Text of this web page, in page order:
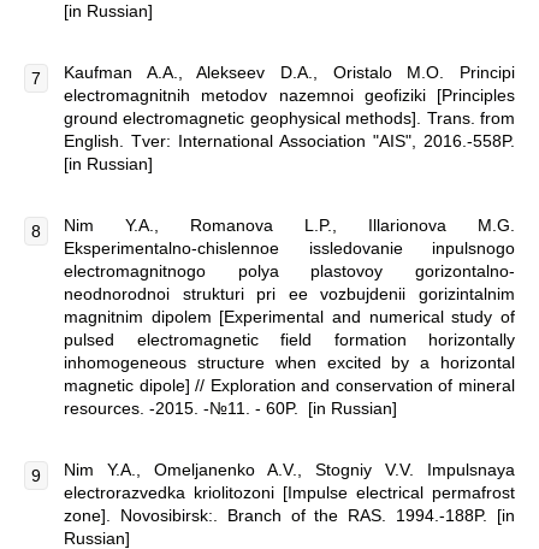
[in Russian]
Kaufman A.A., Alekseev D.A., Oristalo M.O. Principi
electromagnitnih metodov nazemnoi geofiziki [Principles
ground electromagnetic geophysical methods]. Trans. from
English. Tver: International Association "AIS", 2016.-558P.
[in Russian]
Nim Y.A., Romanova L.P., Illarionova M.G.
Eksperimentalno-chislennoe issledovanie inpulsnogo
electromagnitnogo polya plastovoy gorizontalno-
neodnorodnoi strukturi pri ee vozbujdenii gorizintalnim
magnitnim dipolem [Experimental and numerical study of
pulsed electromagnetic field formation horizontally
inhomogeneous structure when excited by a horizontal
magnetic dipole] // Exploration and conservation of mineral
resources. -2015. -№11. - 60P. [in Russian]
Nim Y.A., Omeljanenko A.V., Stogniy V.V. Impulsnaya
electrorazvedka kriolitozoni [Impulse electrical permafrost
zone]. Novosibirsk:. Branch of the RAS. 1994.-188P. [in
Russian]